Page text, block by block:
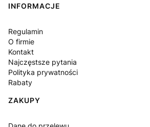
Linki w stopce
INFORMACJE
Regulamin
O firmie
Kontakt
Najczęstsze pytania
Polityka prywatności
Rabaty
ZAKUPY